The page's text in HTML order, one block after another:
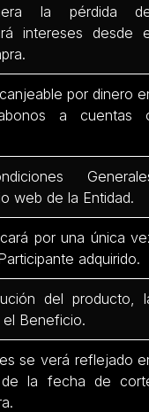
la pérdida
intereses desde
por dinero
a cuentas
web de la Entidad.
por una única
adquirido.
del producto,
el Beneficio.
se verá reflejado
la fecha de